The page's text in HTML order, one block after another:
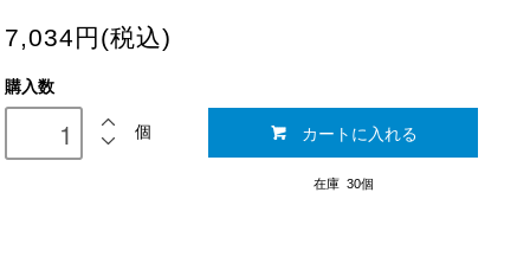
7,034円(税込)
購入数
個 カートに入れる
在庫 30個